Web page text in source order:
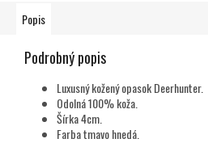
Popis
Podrobný popis
Luxusný kožený opasok Deerhunter.
Odolná 100% koža.
Šírka 4cm.
Farba tmavo hnedá.